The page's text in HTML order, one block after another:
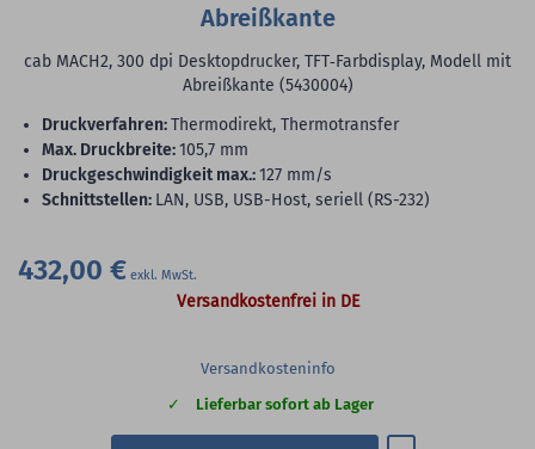
Abreißkante
cab MACH2, 300 dpi Desktopdrucker, TFT‑Farbdisplay, Modell mit
Abreißkante (5430004)
Druckverfahren:Thermodirekt, Thermotransfer
max. Druckbreite:105,7 mm
Druckgeschwindigkeit max.:127 mm/s
Schnittstellen: LAN, USB, USB-Host, seriell (RS-232)
432,00 €
Versandkostenfrei in DE
Versandkosteninfo
Lieferbar sofort ab Lager